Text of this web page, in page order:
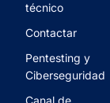
técnico
Contactar
Pentesting y
Ciberseguridad